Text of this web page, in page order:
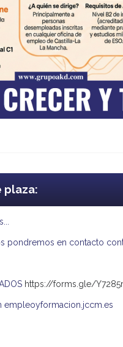
plaza:
pondremos en contacto
https://forms.gle/
empleoyformacion.jccm.es